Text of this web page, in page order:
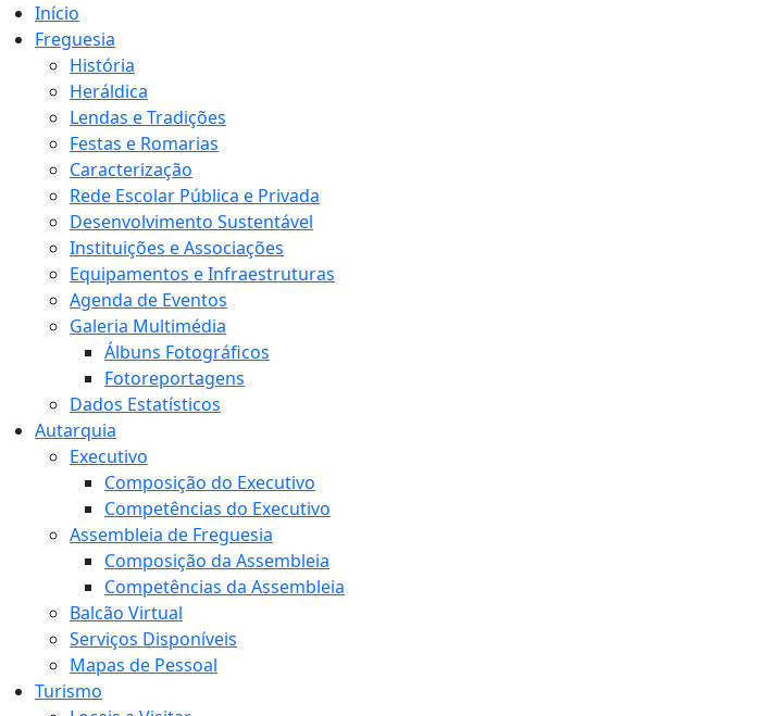
Início
Freguesia
História
Heráldica
Lendas e Tradições
Festas e Romarias
Caracterização
Rede Escolar Pública e Privada
Desenvolvimento Sustentável
Instituições e Associações
Equipamentos e Infraestruturas
Agenda de Eventos
Galeria Multimédia
Álbuns Fotográficos
Fotoreportagens
Dados Estatísticos
Autarquia
Executivo
Composição do Executivo
Competências do Executivo
Assembleia de Freguesia
Composição da Assembleia
Competências da Assembleia
Balcão Virtual
Serviços Disponíveis
Mapas de Pessoal
Turismo